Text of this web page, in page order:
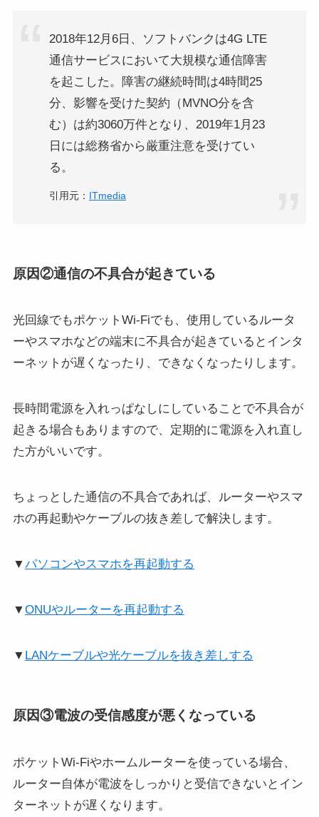
2018年12月6日、ソフトバンクは4G LTE
通信サービスにおいて大規模な通信障害
を起こした。障害の継続時間は4時間25
分、影響を受けた契約（MVNO分を含
む）は約3060万件となり、2019年1月23
日には総務省から厳重注意を受けてい
る。
引用元： ITmedia
原因②通信の不具合が起きている
光回線でもポケットWi-Fiでも、使用しているルータ
ーやスマホなどの端末に不具合が起きているとインタ
ーネットが遅くなったり、できなくなったりします。
長時間電源を入れっぱなしにしていることで不具合が
起きる場合もありますので、定期的に電源を入れ直し
た方がいいです。
ちょっとした通信の不具合であれば、ルーターやスマ
ホの再起動やケーブルの抜き差しで解決します。
▼パソコンやスマホを再起動する
▼ONUやルーターを再起動する
▼ LANケーブルや光ケーブルを抜き差しする
原因③電波の受信感度が悪くなっている
ポケットWi-Fiやホームルーターを使っている場合、
ルーター自体が電波をしっかりと受信できないとイン
ターネットが遅くなります。